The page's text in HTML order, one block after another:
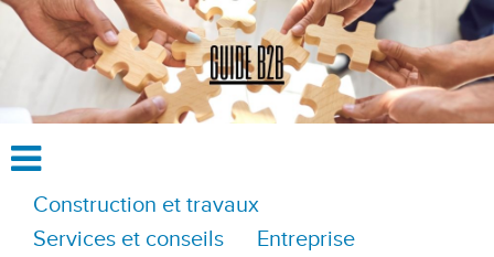
Construction et travaux
Services et conseils
Entreprise